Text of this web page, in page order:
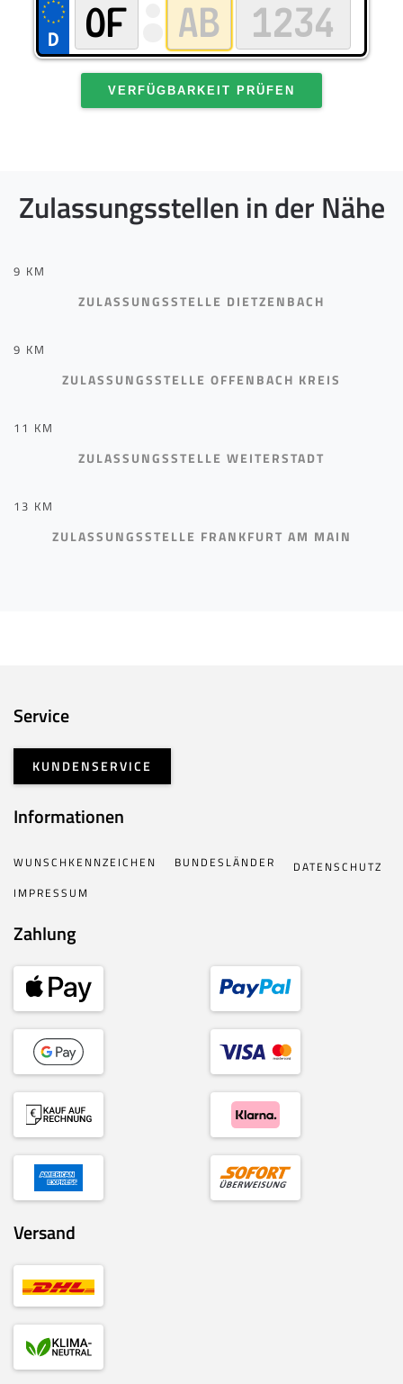
VERFÜGBARKEIT PRÜFEN
Zulassungsstellen in der Nähe
9 KM
ZULASSUNGSSTELLE DIETZENBACH
9 KM
ZULASSUNGSSTELLE OFFENBACH KREIS
11 KM
ZULASSUNGSSTELLE WEITERSTADT
13 KM
ZULASSUNGSSTELLE FRANKFURT AM MAIN
Service
KUNDENSERVICE
Informationen
WUNSCHKENNZEICHEN BUNDESLÄNDER
DATENSCHUTZ
IMPRESSUM
Zahlung
Versand